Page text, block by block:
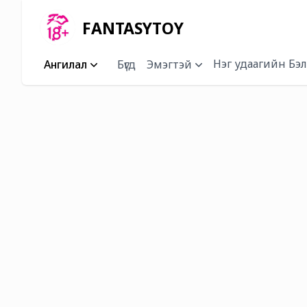
FANTASYTOY
Ангилал Бүгд Эмэгтэй Нэг удаагийн